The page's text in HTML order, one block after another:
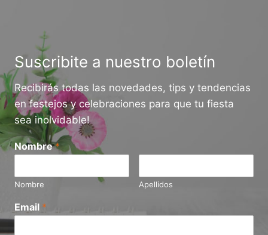
Suscribite a nuestro boletín
Recibirás todas las novedades, tips y tendencias
en festejos y celebraciones para que tu fiesta
sea inolvidable!
Nombre*
Nombre Apellidos
Email *